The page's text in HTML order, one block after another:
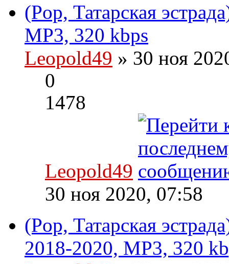
(Pop, Татарская
MP3, 320 kbps
Leopold49 » 30 ноя
0
1478
Leopold49
30 ноя 2020, 07:58
(Pop, Татарская
2018-2020, MP3, 320